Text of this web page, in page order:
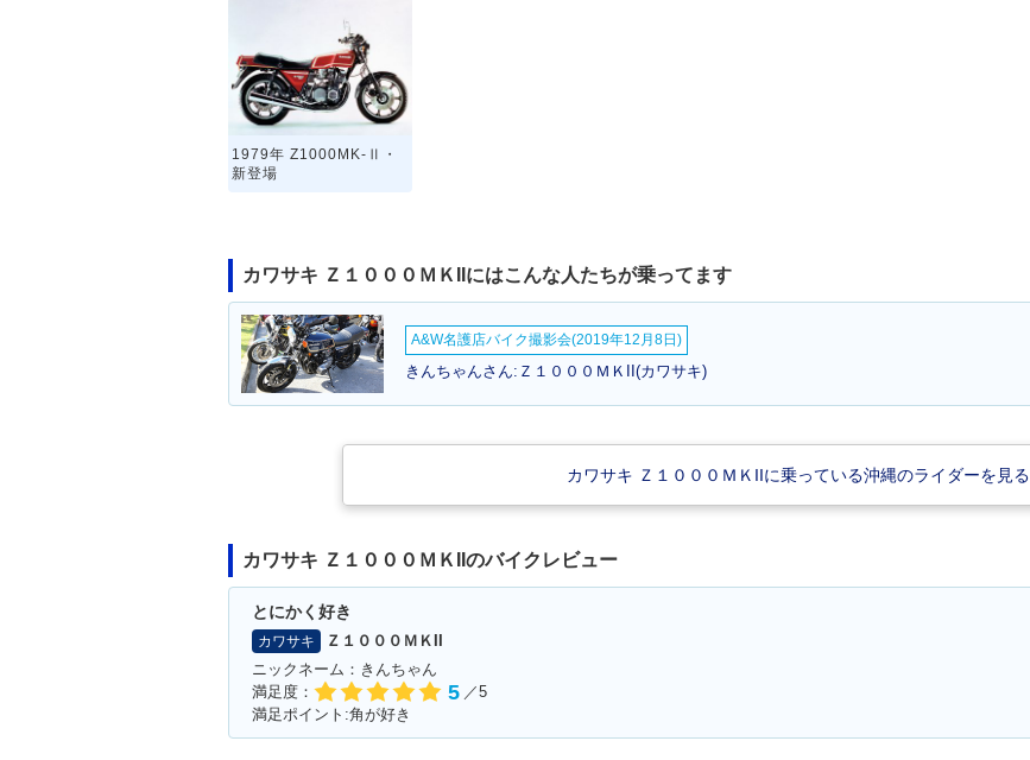
1979年 Z1000MK-Ⅱ・
新登場
カワサキ Ｚ１０００ＭＫIIにはこんな人たちが乗ってます
A&W名護店バイク撮影会(2019年12月8日)
きんちゃんさん:Ｚ１０００ＭＫII(カワサキ)
カワサキ Ｚ１０００ＭＫIIに乗っている沖縄のライダーを見る
カワサキ Ｚ１０００ＭＫIIのバイクレビュー
とにかく好き
カワサキ
Ｚ１０００ＭＫII
ニックネーム：きんちゃん
満足度：
5 ／5
満足ポイント:角が好き